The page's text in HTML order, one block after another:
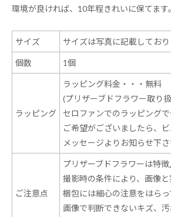
環境が良ければ、10年程きれいに保てます。
サイズ サイズは写真に記載しており
個数 1個
ラッピング
ラッピング料金・・・無料
(プリザーブドフラワー取り
セロファンでのラッピング
ご希望がございましたら、
メッセージよりお知らせ下さ
ご注意点
プリザーブドフラワーは特
撮影時の条件により、画像
梱包には細心の注意をはら
画像で判断できないキズ、